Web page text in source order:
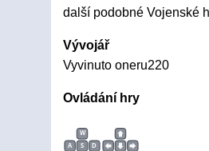
další podobné Vojenské
Vývojář
Vyvinuto oneru220
Ovládání hry
W
A
S D